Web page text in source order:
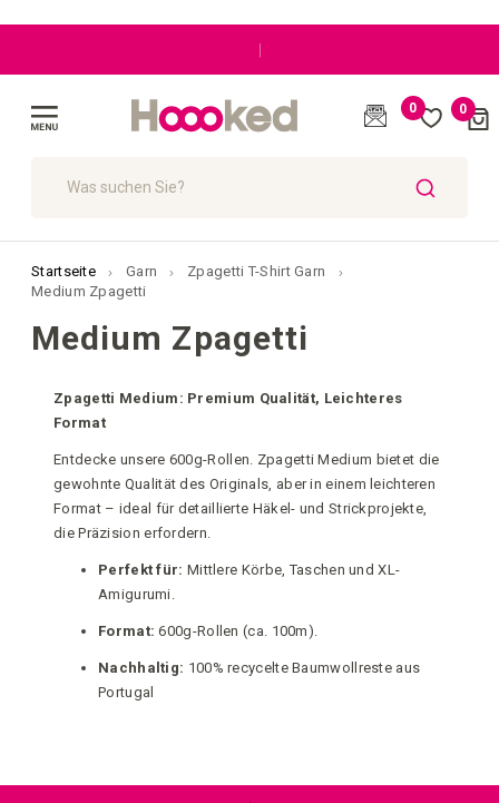
|
0 0Cart
Startseite Garn
Zpagetti T-Shirt Garn
Medium Zpagetti
Medium Zpagetti
Zpagetti Medium: Premium Qualität, Leichteres
Format
Entdecke unsere 600g-Rollen. Zpagetti Medium bietet die
gewohnte Qualität des Originals, aber in einem leichteren
Format – ideal für detaillierte Häkel- und Strickprojekte,
die Präzision erfordern.
Perfekt für: Mittlere Körbe, Taschen und XL-
Amigurumi.
Format: 600g-Rollen (ca. 100m).
Nachhaltig: 100% recycelte Baumwollreste aus
Portugal